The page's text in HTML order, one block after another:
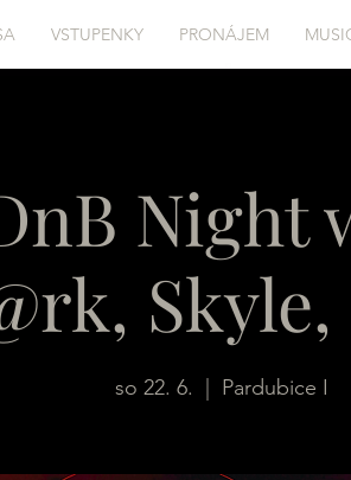
VSTUPENKY PRONÁJEM
Night
Skyle,
so 22. 6. Pardubice I